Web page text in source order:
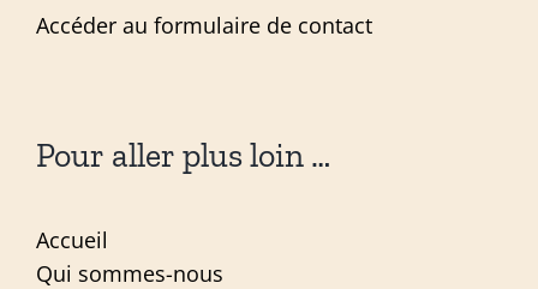
Accéder au formulaire de contact
Pour aller plus loin …
Accueil
Qui sommes-nous